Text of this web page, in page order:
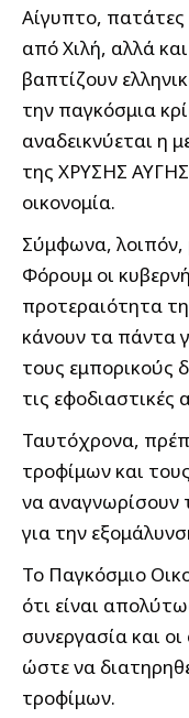
Αίγυπτο, πατάτες
από Χιλή, αλλά
βαπτίζουν
την παγκόσμια
αναδεικνύεται η
της ΧΡΥΣΗΣ ΑΥΓΗΣ
οικονομία.
Σύμφωνα, λοιπόν,
Φόρουμ οι
προτεραιότητα
κάνουν τα πάντα
τους εμπορικούς
τις εφοδιαστικές
Ταυτόχρονα,
τροφίμων και
να αναγνωρίσουν
για την
Το Παγκόσμιο
ότι είναι
συνεργασία και
ώστε να
τροφίμων.